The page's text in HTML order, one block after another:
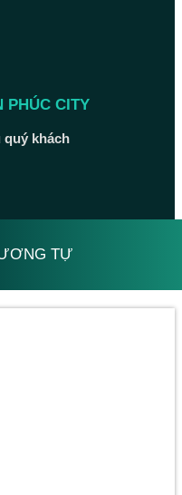
PHÚC CITY
quý khách
TỰ